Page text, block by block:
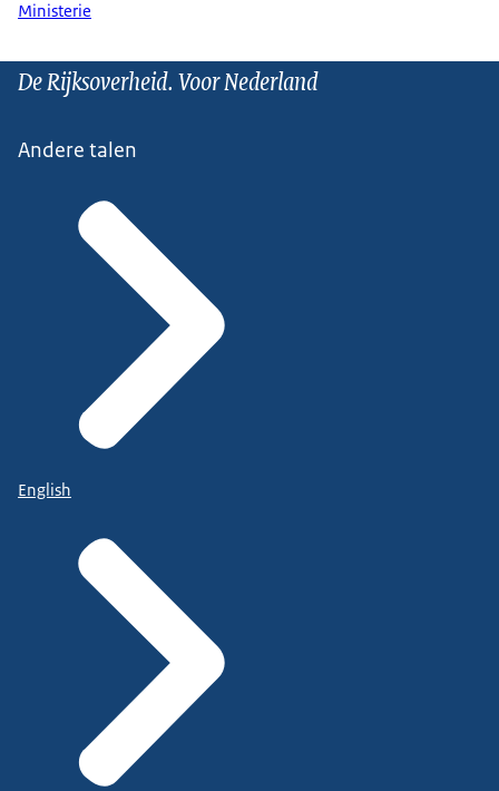
Ministerie
De Rijksoverheid. Voor Nederland
Andere talen
English